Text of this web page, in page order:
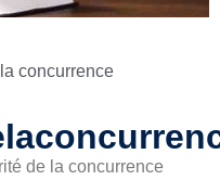
concurrence
de la concurrence